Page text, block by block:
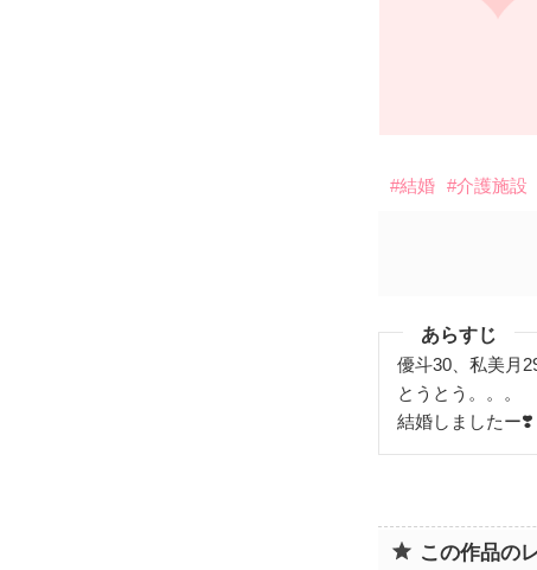
#結婚 #介護施設
あらすじ
優斗30、私美月29
とうとう。。。
結婚しましたー❣️
この作品の